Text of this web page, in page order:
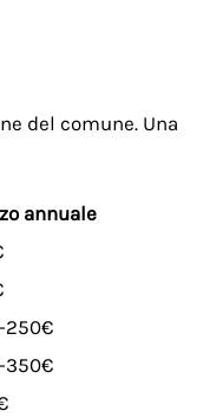
del comune. Una
annuale